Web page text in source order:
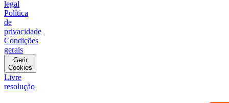
legal
Política
de
privacidade
Condições
gerais
Gerir
Cookies
Livre
resolução